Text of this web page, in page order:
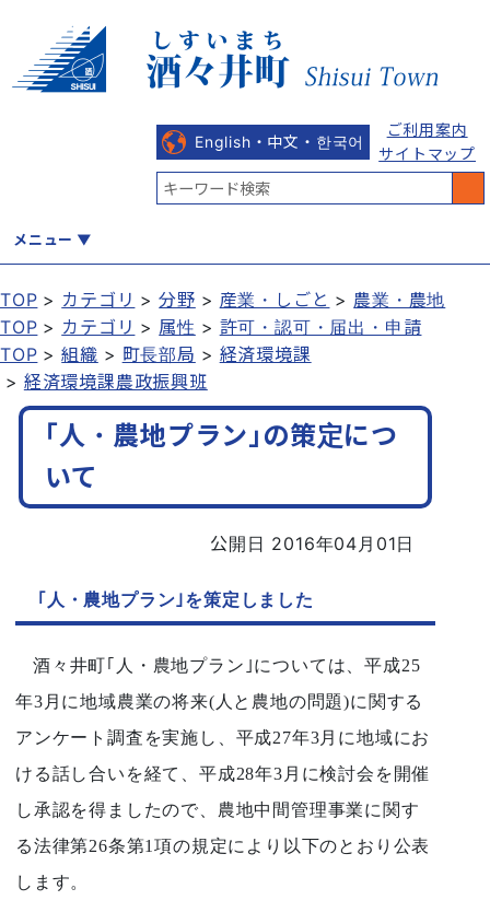
English・中文・한국어
ご利用案内
サイトマップ
メニュー
くらし 健康・福祉 教育・文化 観光・魅力 産業・しごと
行政 まちづくり
TOP カテゴリ 分野 産業・しごと
農業・農地
TOP
カテゴリ 属性
許可・認可・届出・申請
TOP
組織 町長部局
経済環境課
経済環境課農政振興班
｢人・農地プラン｣の策定につ
いて
公開日 2016年04月01日
｢人・農地プラン｣を策定しました
酒々井町｢人・農地プラン｣については、平成25
年3月に地域農業の将来(人と農地の問題)に関する
アンケート調査を実施し、平成27年3月に地域にお
ける話し合いを経て、平成28年3月に検討会を開催
し承認を得ましたので、農地中間管理事業に関す
る法律第26条第1項の規定により以下のとおり公表
します。